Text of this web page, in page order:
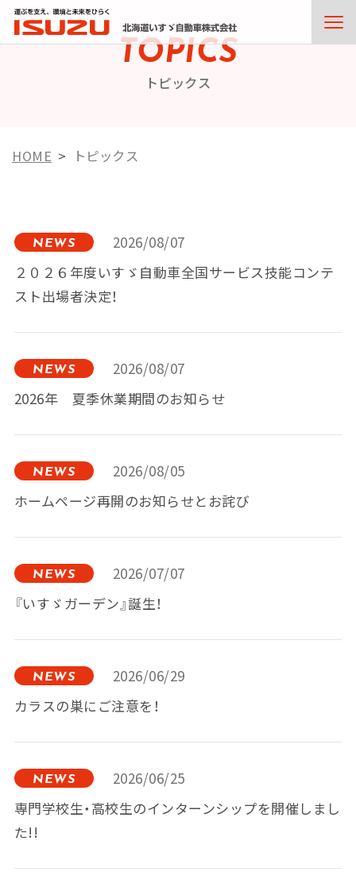
TOPICS
トピックス
HOME トピックス
NEWS
2026/08/07
２０２６年度いすゞ自動車全国サービス技能コンテ
スト出場者決定！
NEWS
2026/08/07
2026年 夏季休業期間のお知らせ
NEWS
2026/08/05
ホームページ再開のお知らせとお詫び
NEWS
2026/07/07
『いすゞガーデン』誕生！
NEWS
2026/06/29
カラスの巣にご注意を！
NEWS
2026/06/25
専門学校生・高校生のインターンシップを開催しまし
た!!